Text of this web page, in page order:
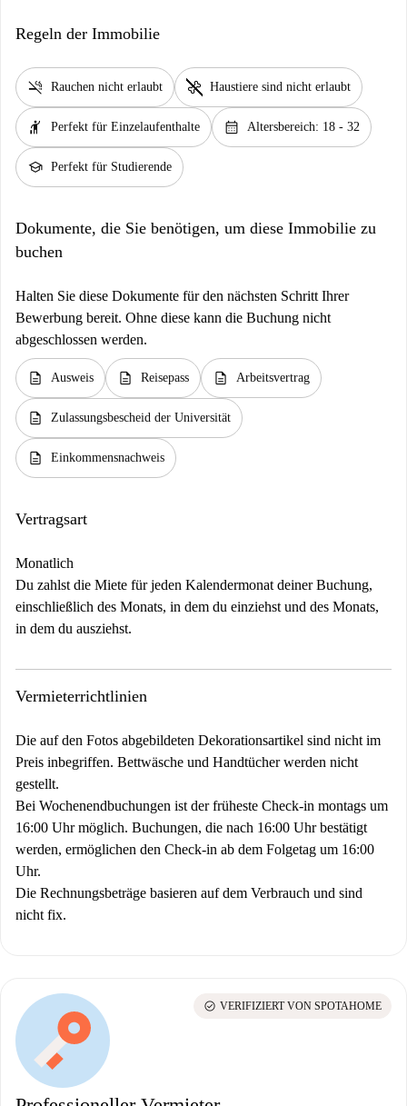
Regeln der Immobilie
smoke_free Rauchen nicht erlaubt pet_supplies Haustiere sind nicht erlaubt
hail Perfekt für Einzelaufenthalte calendar_month Altersbereich: 18 - 32
school Perfekt für Studierende
Dokumente, die Sie benötigen, um diese Immobilie zu
buchen
Halten Sie diese Dokumente für den nächsten Schritt Ihrer
Bewerbung bereit. Ohne diese kann die Buchung nicht
abgeschlossen werden.
description Ausweis description Reisepass description Arbeitsvertrag
description Zulassungsbescheid der Universität
description Einkommensnachweis
Vertragsart
Monatlich
Du zahlst die Miete für jeden Kalendermonat deiner Buchung,
einschließlich des Monats, in dem du einziehst und des Monats,
in dem du ausziehst.
Vermieterrichtlinien
Die auf den Fotos abgebildeten Dekorationsartikel sind nicht im
Preis inbegriffen. Bettwäsche und Handtücher werden nicht
gestellt.
Bei Wochenendbuchungen ist der früheste Check-in montags um
16:00 Uhr möglich. Buchungen, die nach 16:00 Uhr bestätigt
werden, ermöglichen den Check-in ab dem Folgetag um 16:00
Uhr.
Die Rechnungsbeträge basieren auf dem Verbrauch und sind
nicht fix.
check_circle VERIFIZIERT VON SPOTAHOME